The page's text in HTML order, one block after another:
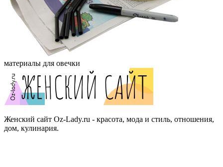
материалы для овечки
Женский сайт Oz-Lady.ru - красота, мода и стиль, отношения,
дом, кулинария.